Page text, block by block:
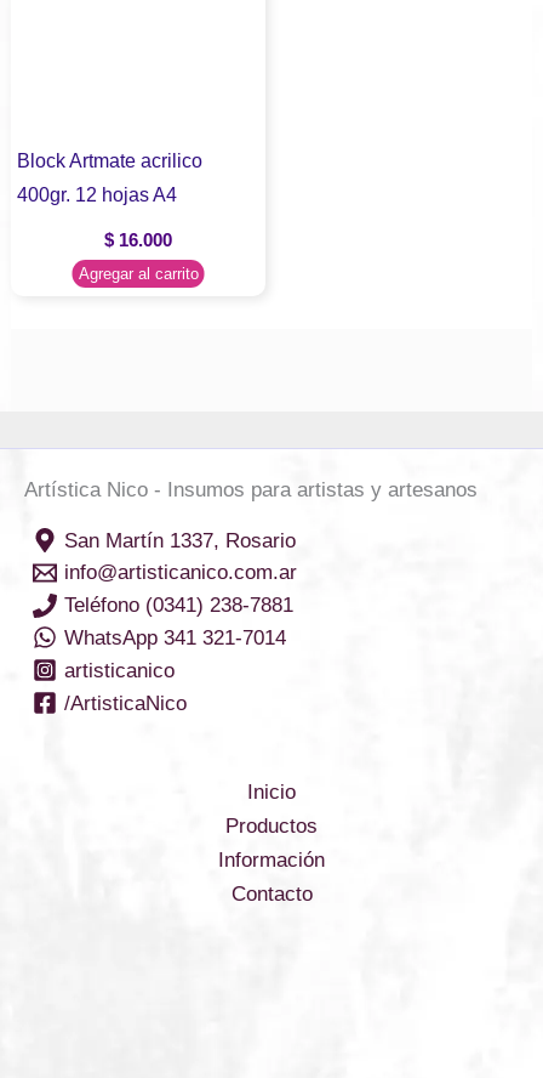
Block Artmate acrilico
400gr. 12 hojas A4
$ 16.000
Agregar al carrito
Artística Nico - Insumos para artistas y artesanos
San Martín 1337, Rosario
info@artisticanico.com.ar
Teléfono (0341) 238-7881
WhatsApp 341 321-7014
artisticanico
/ArtisticaNico
Inicio
Productos
Información
Contacto